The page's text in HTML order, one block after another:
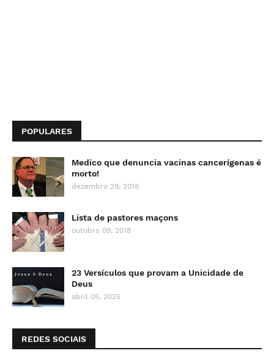
POPULARES
Medico que denuncia vacinas cancerígenas é
morto!
dezembro 29, 2018
Lista de pastores maçons
outubro 09, 2018
23 Versículos que provam a Unicidade de
Deus
abril 05, 2025
REDES SOCIAIS